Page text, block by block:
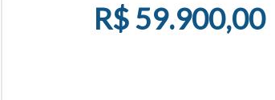
Para aumentar ou diminuir a
R$ 59.900,00